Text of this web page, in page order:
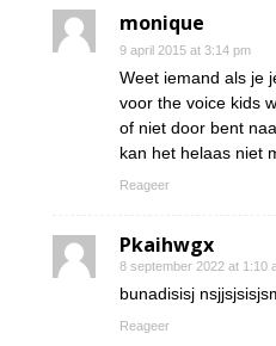
monique
9 april 2015 at 3:14 pm
Weet iemand als je
voor the voice kids
of niet door bent
kan het helaas niet
Reageer
Pkaihwgx
8 september 2022 at 1:10
bunadisisj
Reageer